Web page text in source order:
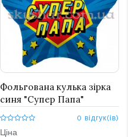
Фольгована кулька зірка
синя "Супер Папа"
0 відгук(ів)
Ціна